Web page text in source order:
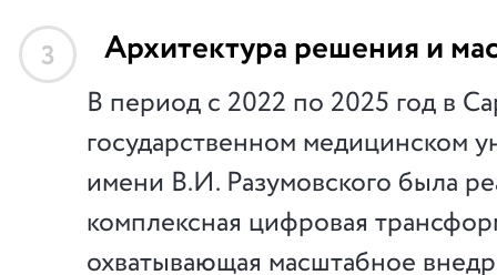
3 Архитектура решения и
В период с 2022 по 2025 год в
государственном медицинском
имени В.И. Разумовского была
комплексная цифровая
охватывающая масштабное